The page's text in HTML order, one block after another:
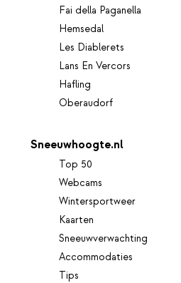
Fai della Paganella
Hemsedal
Les Diablerets
Lans En Vercors
Hafling
Oberaudorf
Sneeuwhoogte.nl
Top 50
Webcams
Wintersportweer
Kaarten
Sneeuwverwachting
Accommodaties
Tips